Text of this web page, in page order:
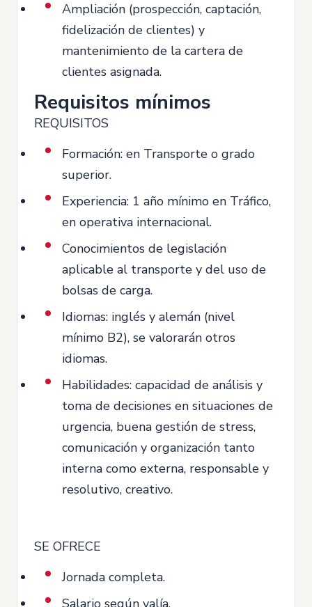
Ampliación (prospección, captación,
fidelización de clientes) y
mantenimiento de la cartera de
clientes asignada.
Requisitos mínimos
REQUISITOS
Formación: en Transporte o grado
superior.
Experiencia: 1 año mínimo en Tráfico,
en operativa internacional.
Conocimientos de legislación
aplicable al transporte y del uso de
bolsas de carga.
Idiomas: inglés y alemán (nivel
mínimo B2), se valorarán otros
idiomas.
Habilidades: capacidad de análisis y
toma de decisiones en situaciones de
urgencia, buena gestión de stress,
comunicación y organización tanto
interna como externa, responsable y
resolutivo, creativo.
SE OFRECE
Jornada completa.
Salario según valía.